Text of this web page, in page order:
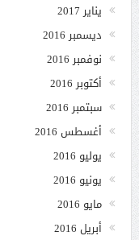
يناير 2017
ديسمبر 2016
نوفمبر 2016
أكتوبر 2016
سبتمبر 2016
أغسطس 2016
يوليو 2016
يونيو 2016
مايو 2016
أبريل 2016